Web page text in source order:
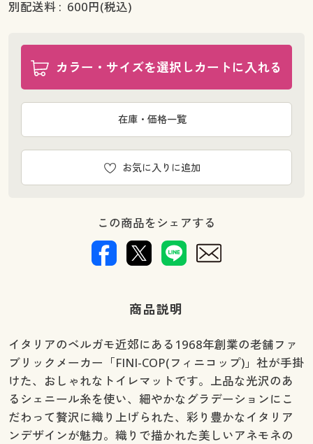
別配送料 : 600円(税込)
カラー・サイズを選択しカートに入れる
お気に入りに追加
在庫・価格一覧
この商品をシェアする
商品説明
イタリアのベルガモ近郊にある1968年創業の老舗ファ
ブリックメーカー「FINI-COP(フィニコップ)」社が手掛
けた、おしゃれなトイレマットです。上品な光沢のあ
るシェニール糸を使い、細やかなグラデーションにこ
だわって贅沢に織り上げられた、彩り豊かなイタリア
ンデザインが魅力。織りで描かれた美しいアネモネの